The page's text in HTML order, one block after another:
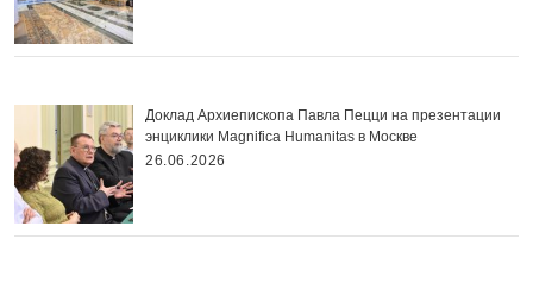
Доклад Архиепископа Павла Пецци на презентации
энциклики Magnifica Нumanitas в Москве
26.06.2026